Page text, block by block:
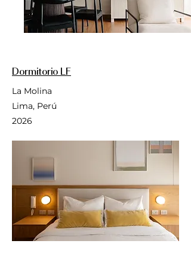
Dormitorio LF
La Molina
Lima, Perú
2026